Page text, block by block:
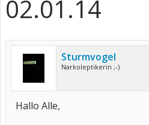
02.01.14
Sturmvogel
Narkoleptikerin ;-)
Hallo Alle,